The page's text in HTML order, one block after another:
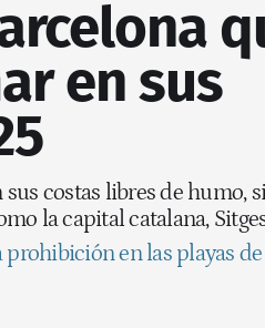
en sus
costas libres de humo,
la capital catalana,
prohibición en las playas